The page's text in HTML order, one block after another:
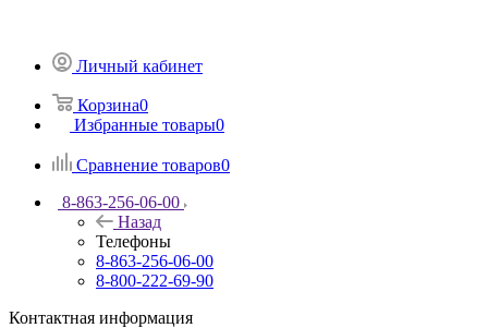
Личный кабинет
Корзина0
Избранные товары0
Сравнение товаров0
8-863-256-06-00
Назад
Телефоны
8-863-256-06-00
8-800-222-69-90
Контактная информация